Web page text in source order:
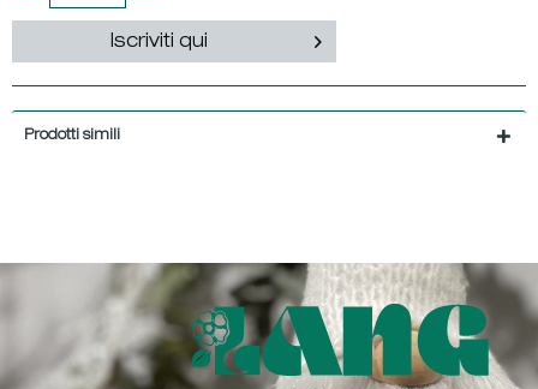
Iscriviti qui
Prodotti simili